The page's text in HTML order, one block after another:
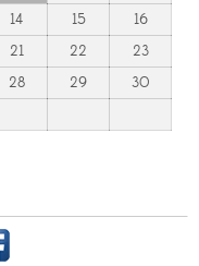
14 15
16
21 22
23
28 29
30